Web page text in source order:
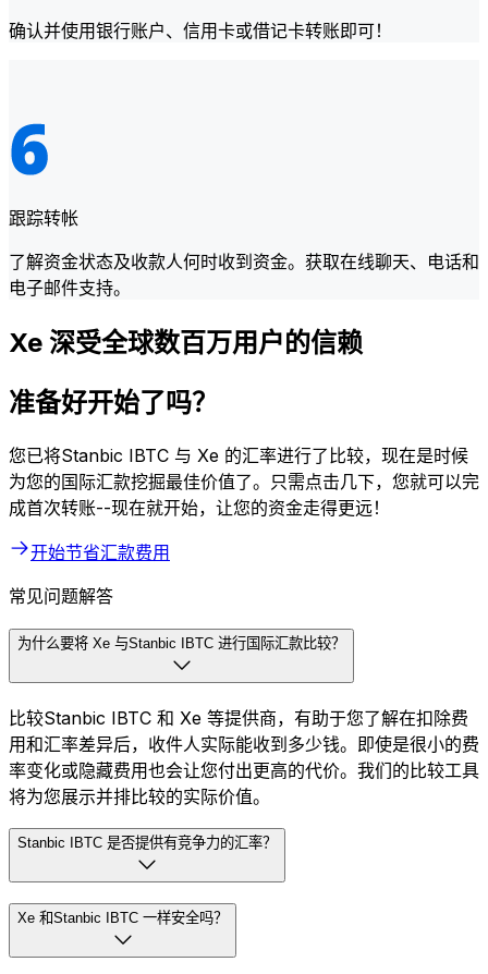
确认并使用银行账户、信用卡或借记卡转账即可！
跟踪转帐
了解资金状态及收款人何时收到资金。获取在线聊天、电话和
电子邮件支持。
Xe 深受全球数百万用户的信赖
准备好开始了吗？
您已将Stanbic IBTC 与 Xe 的汇率进行了比较，现在是时候
为您的国际汇款挖掘最佳价值了。只需点击几下，您就可以完
成首次转账--现在就开始，让您的资金走得更远！
开始节省汇款费用
常见问题解答
为什么要将 Xe 与Stanbic IBTC 进行国际汇款比较？
比较Stanbic IBTC 和 Xe 等提供商，有助于您了解在扣除费
用和汇率差异后，收件人实际能收到多少钱。即使是很小的费
率变化或隐藏费用也会让您付出更高的代价。我们的比较工具
将为您展示并排比较的实际价值。
Stanbic IBTC 是否提供有竞争力的汇率？
Xe 和Stanbic IBTC 一样安全吗？